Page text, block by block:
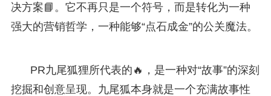
决方案📘。它不再只是一个符号，而是转化为一种
强大的营销哲学，一种能够“点石成金”的公关魔法。
PR九尾狐狸所代表的🔥，是一种对“故事”的深刻
挖掘和创意呈现。九尾狐本身就是一个充满故事性